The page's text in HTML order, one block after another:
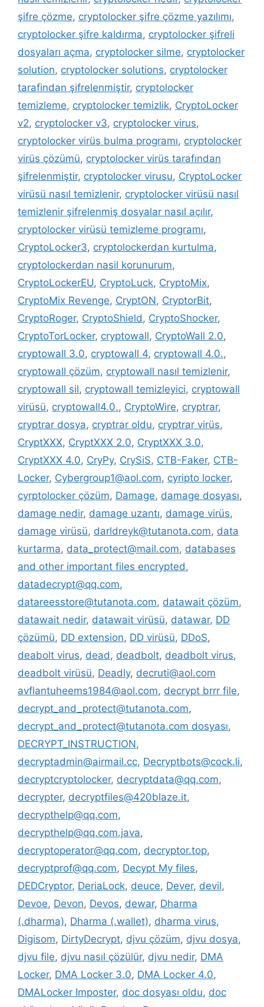
şifre çözme, cryptolocker şifre çözme yazılımı,
cryptolocker şifre kaldırma, cryptolocker şifreli
dosyaları açma, cryptolocker silme, cryptolocker
solution, cryptolocker solutions, cryptolocker
tarafindan şifrelenmiştir, cryptolocker
temizleme, cryptolocker temizlik, CryptoLocker
v2, cryptolocker v3, cryptolocker virus,
cryptolocker virüs bulma programı, cryptolocker
virüs çözümü, cryptolocker virüs tarafından
şifrelenmiştir, cryptolocker virusu, CryptoLocker
virüsü nasıl temizlenir, cryptolocker virüsü nasıl
temizlenir şifrelenmiş dosyalar nasıl açılır,
cryptolocker virüsü temizleme programı,
CryptoLocker3, cryptolockerdan kurtulma,
cryptolockerdan nasil korunurum,
CryptoLockerEU, CryptoLuck, CryptoMix,
CryptoMix Revenge, CryptON, CryptorBit,
CryptoRoger, CryptoShield, CryptoShocker,
CryptoTorLocker, cryptowall, CryptoWall 2.0,
cryptowall 3.0, cryptowall 4, cryptowall 4.0.,
cryptowall çözüm, cryptowall nasıl temizlenir,
cryptowall sil, cryptowall temizleyici, cryptowall
virüsü, cryptowall4.0., CryptoWire, cryptrar,
cryptrar dosya, cryptrar oldu, cryptrar virüs,
CryptXXX, CryptXXX 2.0, CryptXXX 3.0,
CryptXXX 4.0, CryPy, CrySiS, CTB-Faker, CTB-
Locker, Cybergroup1@aol.com, cyripto locker,
cyrptolocker çözüm, Damage, damage dosyası,
damage nedir, damage uzantı, damage virüs,
damage virüsü, darldreyk@tutanota.com, data
kurtarma, data_protect@mail.com, databases
and other important files encrypted,
datadecrypt@qq.com,
datareesstore@tutanota.com, datawait çözüm,
datawait nedir, datawait virüsü, datawar, DD
çözümü, DD extension, DD virüsü, DDoS,
deabolt virus, dead, deadbolt, deadbolt virus,
deadbolt virüsü, Deadly, decruti@aol.com
avflantuheems1984@aol.com, decrypt brrr file,
decrypt_and_protect@tutanota.com,
decrypt_and_protect@tutanota.com dosyası,
DECRYPT_INSTRUCTION,
decryptadmin@airmail.cc, Decryptbots@cock.li,
decryptcryptolocker, decryptdata@qq.com,
decrypter, decryptfiles@420blaze.it,
decrypthelp@qq.com,
decrypthelp@qq.com.java,
decryptoperator@qq.com, decryptor.top,
decryptprof@qq.com, Decypt My files,
DEDCryptor, DeriaLock, deuce, Dever, devil,
Devoe, Devon, Devos, dewar, Dharma
(.dharma), Dharma (.wallet), dharma virus,
Digisom, DirtyDecrypt, djvu çözüm, djvu dosya,
djvu file, djvu nasıl çözülür, djvu nedir, DMA
Locker, DMA Locker 3.0, DMA Locker 4.0,
DMALocker Imposter, doc dosyası oldu, doc